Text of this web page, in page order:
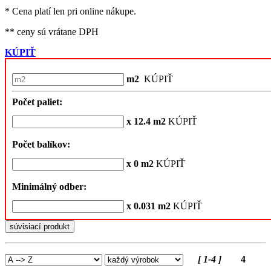
* Cena platí len pri online nákupe.
** ceny sú vrátane DPH
KÚPIŤ
m2 KÚPIŤ
Počet paliet:
x 12.4 m2 KÚPIŤ
Počet balíkov:
x 0 m2 KÚPIŤ
Minimálný odber:
x 0.031 m2 KÚPIŤ
súvisiací produkt
[ 1-4 ] 4